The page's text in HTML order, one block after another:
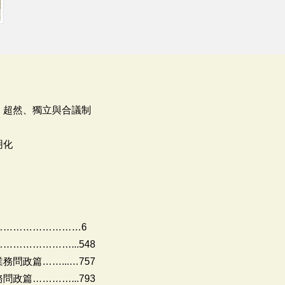
然、獨立與合議制
化
務問政篇……...…757
問政篇…………...793